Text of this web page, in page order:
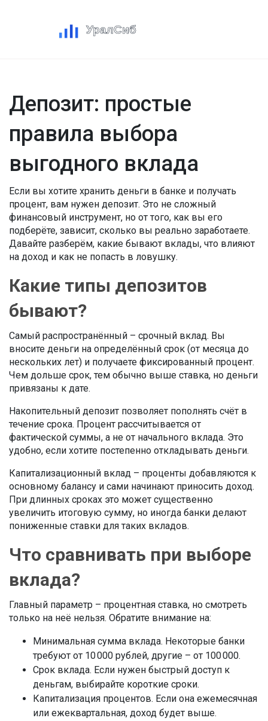
Депозит: простые
правила выбора
выгодного вклада
Если вы хотите хранить деньги в банке и получать
процент, вам нужен депозит. Это не сложный
финансовый инструмент, но от того, как вы его
подберёте, зависит, сколько вы реально заработаете.
Давайте разберём, какие бывают вклады, что влияют
на доход и как не попасть в ловушку.
Какие типы депозитов
бывают?
Самый распространённый – срочный вклад. Вы
вносите деньги на определённый срок (от месяца до
нескольких лет) и получаете фиксированный процент.
Чем дольше срок, тем обычно выше ставка, но деньги
привязаны к дате.
Накопительный депозит позволяет пополнять счёт в
течение срока. Процент рассчитывается от
фактической суммы, а не от начального вклада. Это
удобно, если хотите постепенно откладывать деньги.
Капитализационный вклад – проценты добавляются к
основному балансу и сами начинают приносить доход.
При длинных сроках это может существенно
увеличить итоговую сумму, но иногда банки делают
пониженные ставки для таких вкладов.
Что сравнивать при выборе
вклада?
Главный параметр – процентная ставка, но смотреть
только на неё нельзя. Обратите внимание на:
Минимальная сумма вклада. Некоторые банки
требуют от 10 000 рублей, другие – от 100 000.
Срок вклада. Если нужен быстрый доступ к
деньгам, выбирайте короткие сроки.
Капитализация процентов. Если она ежемесячная
или ежеквартальная, доход будет выше.